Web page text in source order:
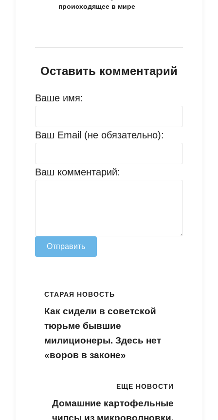
происходящее в мире
Оставить комментарий
Ваше имя:
Ваш Email (не обязательно):
Ваш комментарий:
Отправить
СТАРАЯ НОВОСТЬ
Как сидели в советской
тюрьме бывшие
милиционеры. Здесь нет
«воров в законе»
ЕЩЕ НОВОСТИ
Домашние картофельные